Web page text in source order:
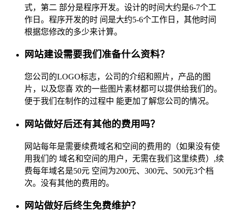
式，第二 部分是程序开发。设计的时间大约是6-7个工
作日。程序开发的时 间是大约5-6个工作日，其他时间
根据您修改的多少来计算。
网站建设需要我们准备什么资料？
您公司的LOGO标志，公司的介绍和照片，产品的图
片，以及您喜 欢的一些图片素材都可以提供给我们的。
便于我们在制作的过程中 能更加了解您公司的情况。
网站做好后还有其他的费用吗？
网站每年是需要续费域名和空间的费用的（如果没有使
用我们的 域名和空间的用户，无需在我们这里续费）,续
费每年域名是50元 空间为200元、300元、500元3个档
次。没有其他的费用的。
网站做好后终生免费维护？